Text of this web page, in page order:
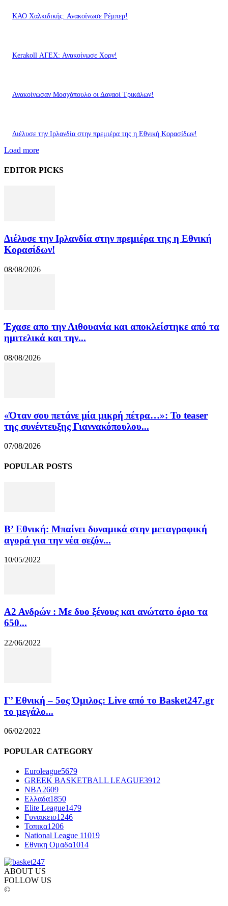
ΚΑΟ Χαλκιδικής: Ανακοίνωσε Ρέμπερ!
Kerakoll ΑΓΕΧ: Ανακοίνωσε Χορν!
Ανακοίνωσαν Μοσχόπουλο οι Δαναοί Τρικάλων!
Διέλυσε την Ιρλανδία στην πρεμιέρα της η Εθνική Κορασίδων!
Load more
EDITOR PICKS
Διέλυσε την Ιρλανδία στην πρεμιέρα της η Εθνική
Κορασίδων!
08/08/2026
Έχασε απο την Λιθουανία και αποκλείστηκε από τα
ημιτελικά και την...
08/08/2026
«Όταν σου πετάνε μία μικρή πέτρα…»: Το teaser
της συνέντευξης Γιαννακόπουλου...
07/08/2026
POPULAR POSTS
Β’ Εθνική: Μπαίνει δυναμικά στην μεταγραφική
αγορά για την νέα σεζόν...
10/05/2022
Α2 Ανδρών : Με δυο ξένους και ανώτατο όριο τα
650...
22/06/2022
Γ’ Εθνική – 5ος Όμιλος: Live από το Basket247.gr
το μεγάλο...
06/02/2022
POPULAR CATEGORY
Euroleague5679
GREEK BASKETBALL LEAGUE3912
NBA2609
Ελλαδα1850
Elite League1479
Γυναικειο1246
Τοπικα1206
National League 11019
Εθνικη Ομαδα1014
ABOUT US
FOLLOW US
©